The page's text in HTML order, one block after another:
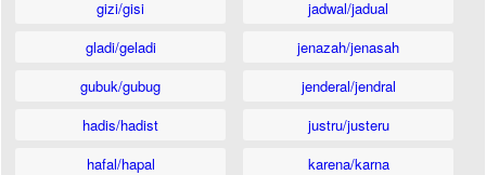
gizi/gisi
gladi/geladi
gubuk/gubug
hadis/hadist
hafal/hapal
jadwal/jadual
jenazah/jenasah
jenderal/jendral
justru/justeru
karena/karna